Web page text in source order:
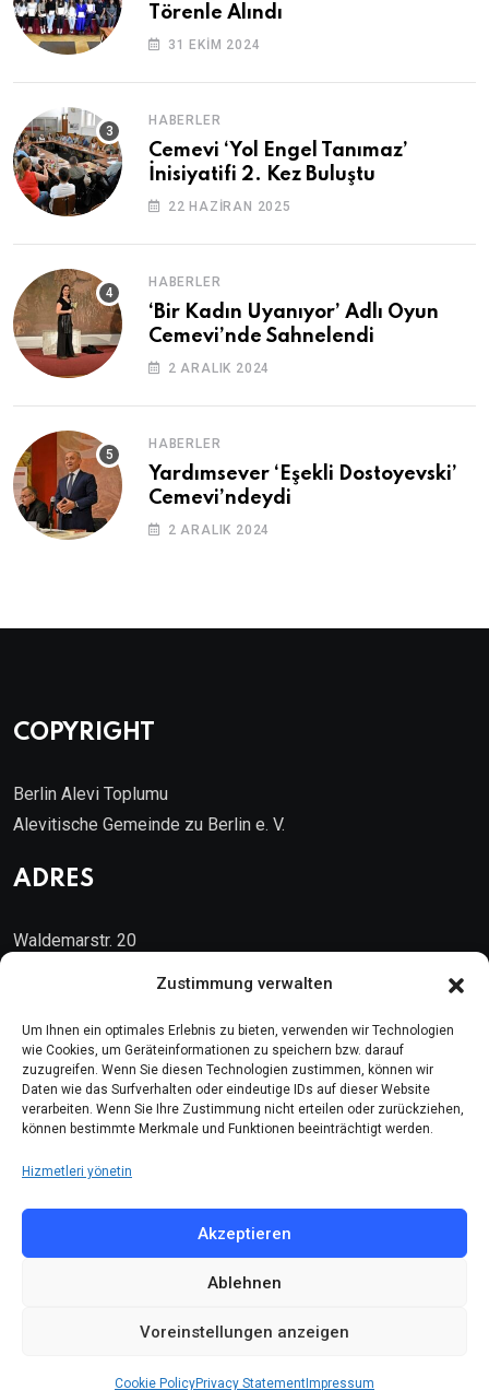
Zustimmung verwalten
Um Ihnen ein optimales Erlebnis zu bieten, verwenden wir Technologien
wie Cookies, um Geräteinformationen zu speichern bzw. darauf
zuzugreifen. Wenn Sie diesen Technologien zustimmen, können wir
Daten wie das Surfverhalten oder eindeutige IDs auf dieser Website
verarbeiten. Wenn Sie Ihre Zustimmung nicht erteilen oder zurückziehen,
können bestimmte Merkmale und Funktionen beeinträchtigt werden.
Hizmetleri yönetin
Akzeptieren
Ablehnen
Voreinstellungen anzeigen
Cookie PolicyPrivacy Statement Impressum
Törenle Alındı
31 EKIM 2024
HABERLER
Cemevi ‘Yol Engel Tanımaz’
İnisiyatifi 2. Kez Buluştu
22 HAZIRAN 2025
HABERLER
‘Bir Kadın Uyanıyor’ Adlı Oyun
Cemevi’nde Sahnelendi
2 ARALIK 2024
HABERLER
Yardımsever ‘Eşekli Dostoyevski’
Cemevi’ndeydi
2 ARALIK 2024
COPYRIGHT
Berlin Alevi Toplumu
Alevitische Gemeinde zu Berlin e. V.
ADRES
Waldemarstr. 20
Kontakt
Telefon: (030) 616 58 700
Faks : (030) 616 58 395
E-Posta: cemevi@alevi.org